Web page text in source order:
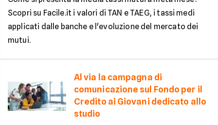
Scopri su Facile.it i valori di TAN e TAEG, i tassi medi
applicati dalle banche e l'evoluzione del mercato dei
mutui.
Al via la campagna di
comunicazione sul Fondo per il
Credito ai Giovani dedicato allo
studio